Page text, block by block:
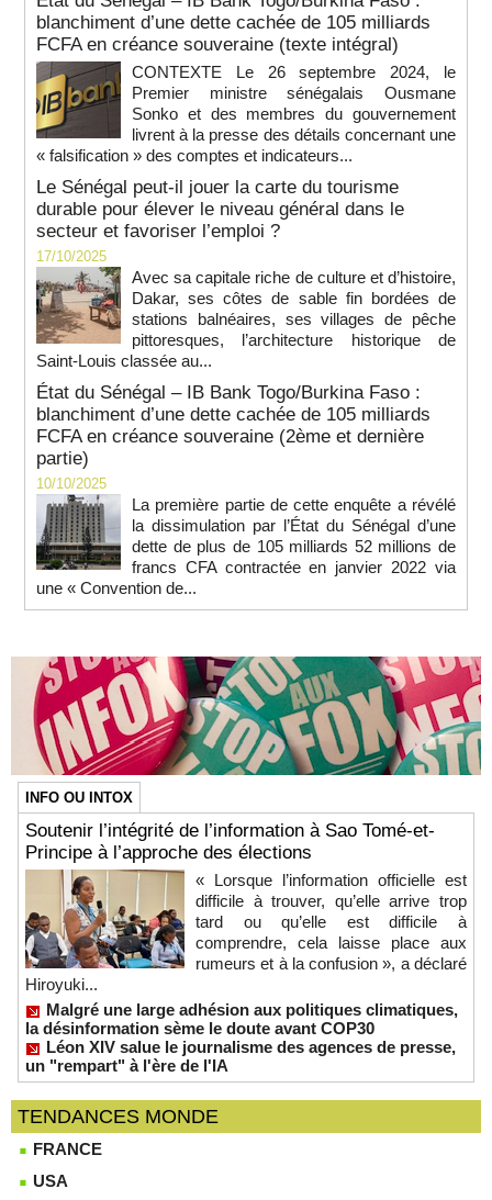
blanchiment d’une dette cachée de 105 milliards
FCFA en créance souveraine (texte intégral)
CONTEXTE Le 26 septembre 2024, le
Premier ministre sénégalais Ousmane
Sonko et des membres du gouvernement
livrent à la presse des détails concernant une
« falsification » des comptes et indicateurs...
Le Sénégal peut-il jouer la carte du tourisme
durable pour élever le niveau général dans le
secteur et favoriser l’emploi ?
17/10/2025
Avec sa capitale riche de culture et d’histoire,
Dakar, ses côtes de sable fin bordées de
stations balnéaires, ses villages de pêche
pittoresques, l’architecture historique de
Saint-Louis classée au...
État du Sénégal – IB Bank Togo/Burkina Faso :
blanchiment d’une dette cachée de 105 milliards
FCFA en créance souveraine (2ème et dernière
partie)
10/10/2025
La première partie de cette enquête a révélé
la dissimulation par l’État du Sénégal d’une
dette de plus de 105 milliards 52 millions de
francs CFA contractée en janvier 2022 via
une « Convention de...
INFO OU INTOX
Soutenir l’intégrité de l’information à Sao Tomé-et-
Principe à l’approche des élections
« Lorsque l’information officielle est
difficile à trouver, qu’elle arrive trop
tard ou qu’elle est difficile à
comprendre, cela laisse place aux
rumeurs et à la confusion », a déclaré
Hiroyuki...
Malgré une large adhésion aux politiques climatiques,
la désinformation sème le doute avant COP30
Léon XIV salue le journalisme des agences de presse,
un "rempart" à l'ère de l'IA
TENDANCES MONDE
FRANCE
USA